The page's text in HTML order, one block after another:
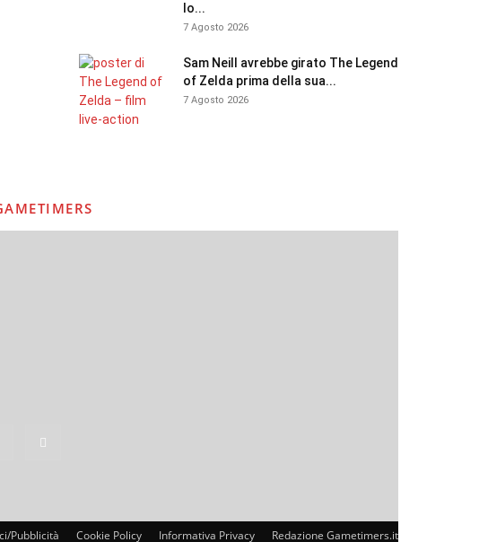
lo...
7 Agosto 2026
Sam Neill avrebbe girato The Legend
of Zelda prima della sua...
7 Agosto 2026
Pubblicità Cookie Policy Informativa Privacy Redazione Gametimers.it